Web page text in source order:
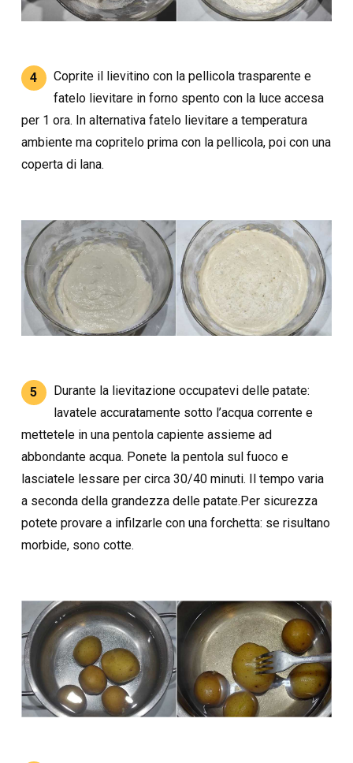
4
Coprite il lievitino con la pellicola trasparente e
fatelo lievitare in forno spento con la luce accesa
per 1 ora. In alternativa fatelo lievitare a temperatura
ambiente ma copritelo prima con la pellicola, poi con una
coperta di lana.
5
Durante la lievitazione occupatevi delle patate:
lavatele accuratamente sotto l’acqua corrente e
mettetele in una pentola capiente assieme ad
abbondante acqua. Ponete la pentola sul fuoco e
lasciatele lessare per circa 30/40 minuti. Il tempo varia
a seconda della grandezza delle patate.Per sicurezza
potete provare a infilzarle con una forchetta: se risultano
morbide, sono cotte.